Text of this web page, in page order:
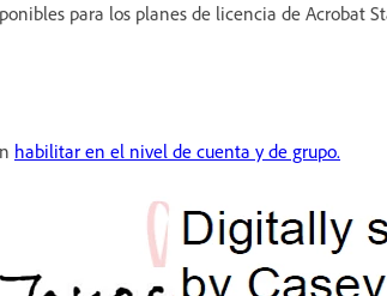
para los planes de licencia de Acrobat
habilitar en el nivel de cuenta y de grupo.